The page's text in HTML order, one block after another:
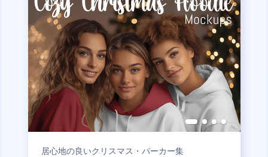
居心地の良いクリスマス・パーカー集